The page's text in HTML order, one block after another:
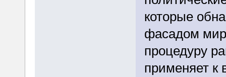
которые
фасадом
процедуру
применяет к